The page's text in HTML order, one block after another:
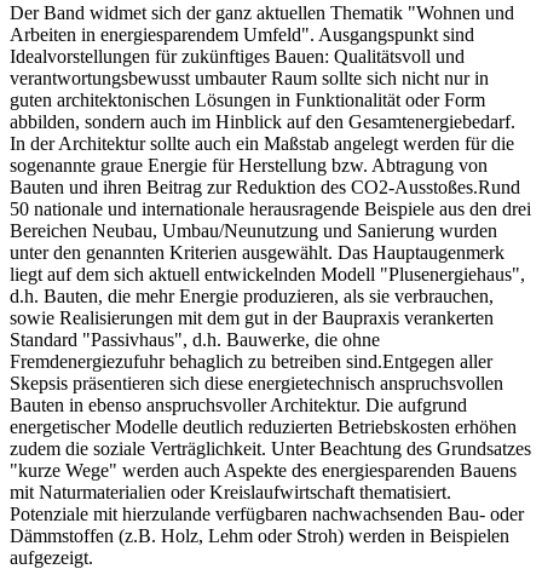
Der Band widmet sich der ganz aktuellen Thematik "Wohnen und
Arbeiten in energiesparendem Umfeld". Ausgangspunkt sind
Idealvorstellungen für zukünftiges Bauen: Qualitätsvoll und
verantwortungsbewusst umbauter Raum sollte sich nicht nur in
guten architektonischen Lösungen in Funktionalität oder Form
abbilden, sondern auch im Hinblick auf den Gesamtenergiebedarf.
In der Architektur sollte auch ein Maßstab angelegt werden für die
sogenannte graue Energie für Herstellung bzw. Abtragung von
Bauten und ihren Beitrag zur Reduktion des CO2-Ausstoßes.Rund
50 nationale und internationale herausragende Beispiele aus den drei
Bereichen Neubau, Umbau/Neunutzung und Sanierung wurden
unter den genannten Kriterien ausgewählt. Das Hauptaugenmerk
liegt auf dem sich aktuell entwickelnden Modell "Plusenergiehaus",
d.h. Bauten, die mehr Energie produzieren, als sie verbrauchen,
sowie Realisierungen mit dem gut in der Baupraxis verankerten
Standard "Passivhaus", d.h. Bauwerke, die ohne
Fremdenergiezufuhr behaglich zu betreiben sind.Entgegen aller
Skepsis präsentieren sich diese energietechnisch anspruchsvollen
Bauten in ebenso anspruchsvoller Architektur. Die aufgrund
energetischer Modelle deutlich reduzierten Betriebskosten erhöhen
zudem die soziale Verträglichkeit. Unter Beachtung des Grundsatzes
"kurze Wege" werden auch Aspekte des energiesparenden Bauens
mit Naturmaterialien oder Kreislaufwirtschaft thematisiert.
Potenziale mit hierzulande verfügbaren nachwachsenden Bau- oder
Dämmstoffen (z.B. Holz, Lehm oder Stroh) werden in Beispielen
aufgezeigt.